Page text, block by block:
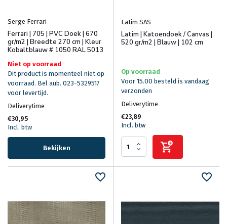
Serge Ferrari
Ferrari | 705 | PVC Doek | 670
gr/m2 | Breedte 270 cm | Kleur
Kobaltblauw # 1050 RAL 5013
Niet op voorraad
Dit product is momenteel niet op
voorraad. Bel aub. 023-5329517
voor levertijd.
Deliverytime
€30,95
Incl. btw
Bekijken
Latim SAS
Latim | Katoendoek / Canvas |
520 gr/m2 | Blauw | 102 cm
Op voorraad
Voor 15.00 besteld is vandaag
verzonden
Deliverytime
€23,89
Incl. btw